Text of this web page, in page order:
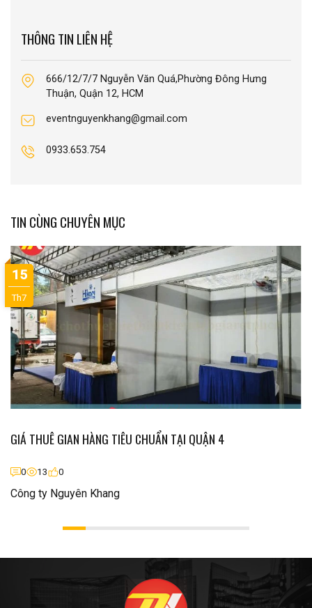
THÔNG TIN LIÊN HỆ
666/12/7/7 Nguyễn Văn Quá,Phường Đông Hưng
Thuận, Quận 12, HCM
eventnguyenkhang@gmail.com
0933.653.754
TIN CÙNG CHUYÊN MỤC
GIÁ THUÊ GIAN HÀNG TIÊU CHUẨN TẠI QUẬN 4
0 13 0
Công ty Nguyên Khang
15
Th7